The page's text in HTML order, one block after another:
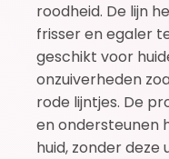
roodheid. De lijn
frisser en egaler
geschikt voor
onzuiverheden
rode lijntjes. De
en ondersteunen
huid, zonder